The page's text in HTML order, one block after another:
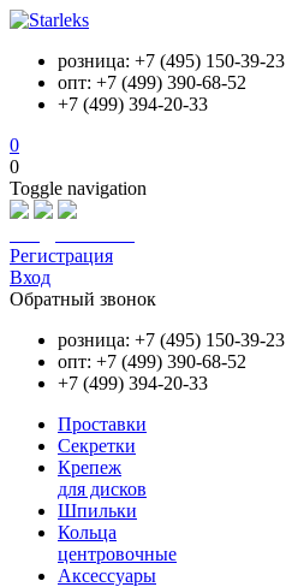
розница: +7 (495) 150-39-23
опт: +7 (499) 390-68-52
+7 (499) 394-20-33
0
0
Toggle navigation
Регистрация
Вход
Обратный звонок
розница: +7 (495) 150-39-23
опт: +7 (499) 390-68-52
+7 (499) 394-20-33
Проставки
Секретки
Крепеж
для дисков
Шпильки
Кольца
центровочные
Аксессуары